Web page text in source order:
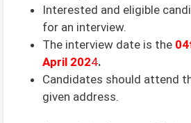
Interested and eligible
for an interview.
The interview date is the
April 2024.
Candidates should attend
given address.